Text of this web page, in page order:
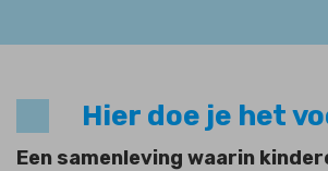
Hier doe je het
Een samenleving waarin